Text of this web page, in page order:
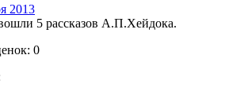
2013
5 рассказов А.П.Хейдока.
0